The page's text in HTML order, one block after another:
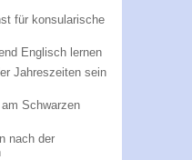
für konsularische
Englisch lernen
Jahreszeiten sein
Schwarzen
nach der